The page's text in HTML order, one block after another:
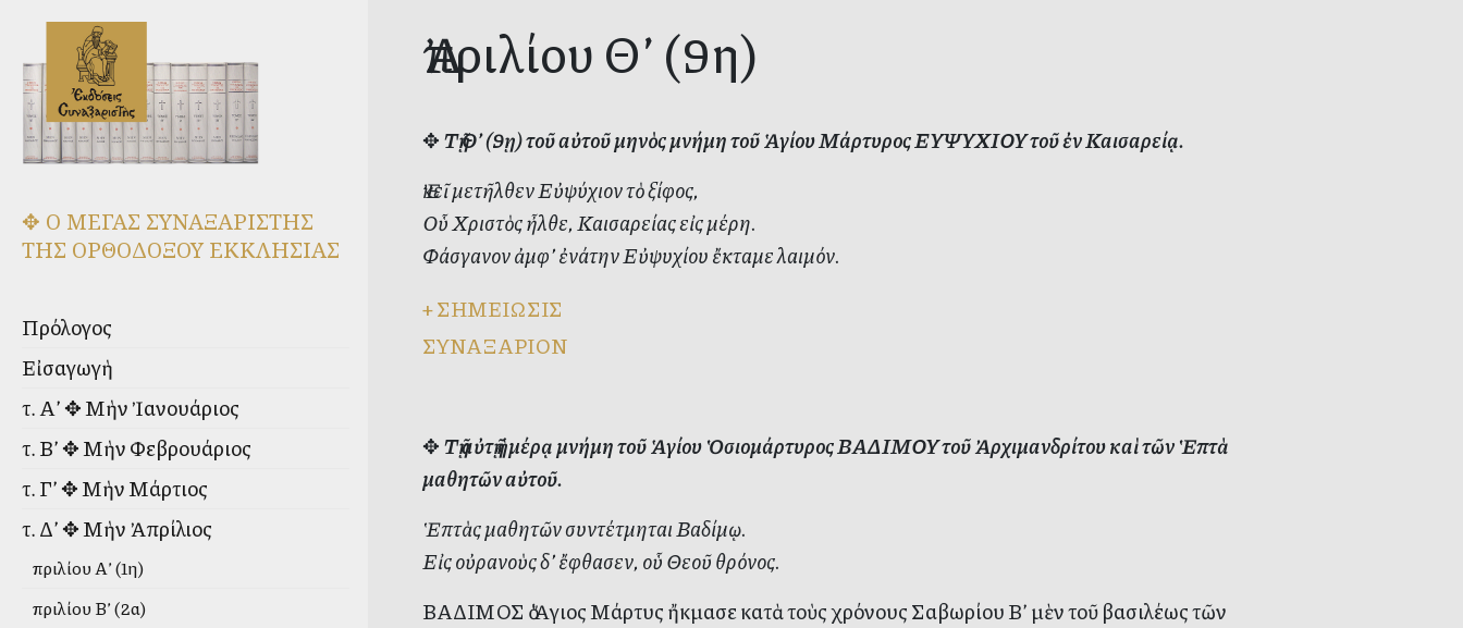
✥ Ο ΜΕΓΑΣ ΣΥΝΑΞΑΡΙΣΤΗΣ
ΤΗΣ ΟΡΘΟΔΟΞΟΥ ΕΚΚΛΗΣΙΑΣ
Πρόλογος
Εἰσαγωγὴ
τ. Α’ ✥ Μὴν Ἰανουάριος
τ. Β’ ✥ Μὴν Φεβρουάριος
τ. Γ’ ✥ Μὴν Μάρτιος
τ. Δ’ ✥ Μὴν Ἀπρίλιος
Ἀπριλίου Α’ (1η)
Ἀπριλίου Β’ (2α)
Ἀπριλίου Θ’ (9η)
✥Τῇ Θ’ (9ῃ) τοῦ αὐτοῦ μηνὸς μνήμη τοῦ Ἁγίου Μάρτυρος ΕΥΨΥΧΙΟΥ τοῦ ἐν Καισαρείᾳ.
Ἐκεῖ μετῆλθεν Εὐψύχιον τὸ ξίφος,
Οὗ Χριστὸς ἦλθε, Καισαρείας εἰς μέρη.
Φάσγανον ἀμφ’ ἐνάτην Εὐψυχίου ἔκταμε λαιμόν.
+ΣΗΜΕΙΩΣΙΣ
ΣΥΝΑΞΑΡΙΟΝ
✥Τῇ αὐτῇ ἡμέρᾳ μνήμη τοῦ Ἁγίου Ὁσιομάρτυρος ΒΑΔΙΜΟΥ τοῦ Ἀρχιμανδρίτου καὶ τῶν Ἑπτὰ
μαθητῶν αὐτοῦ.
Ἑπτὰς μαθητῶν συντέτμηται Βαδίμῳ.
Εἰς οὐρανοὺς δ’ ἔφθασεν, οὗ Θεοῦ θρόνος.
ΒΑΔΙΜΟΣ ὁ Ἅγιος Μάρτυς ἤκμασε κατὰ τοὺς χρόνους Σαβωρίου Β’ μὲν τοῦ βασιλέως τῶν